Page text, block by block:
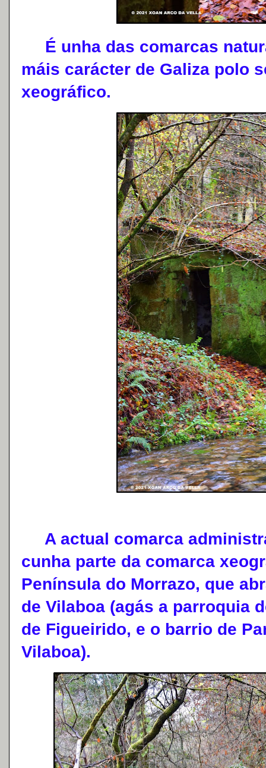
É unha das comarcas
máis carácter de Galiza polo
xeográfico.
A actual comarca
cunha parte da comarca
Península do Morrazo, que
de Vilaboa (agás a parroquia
de Figueirido, e o barrio de
Vilaboa).